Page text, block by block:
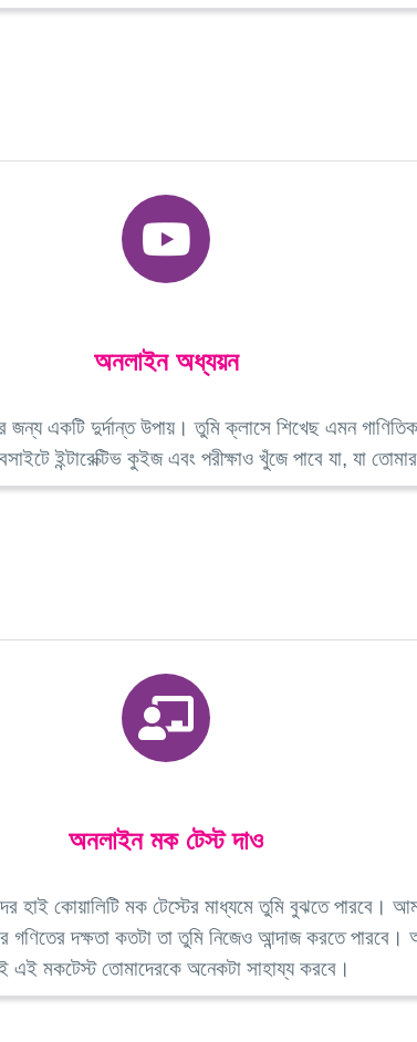
অনলাইন অধ্যয়ন
একটি দুর্দান্ত উপায়। তুমি ক্লাসে শিখেছ এমন গাণিতিক
ইন্টারেক্টিভ কুইজ এবং পরীক্ষাও খুঁজে পাবে যা, যা
অনলাইন মক টেস্ট দাও
হাই কোয়ালিটি মক টেস্টের মাধ্যমে তুমি বুঝতে পারবে।
দক্ষতা কতটা তা তুমি নিজেও আন্দাজ করতে পারবে।
এই মকটেস্ট তোমাদেরকে অনেকটা সাহায্য করবে।